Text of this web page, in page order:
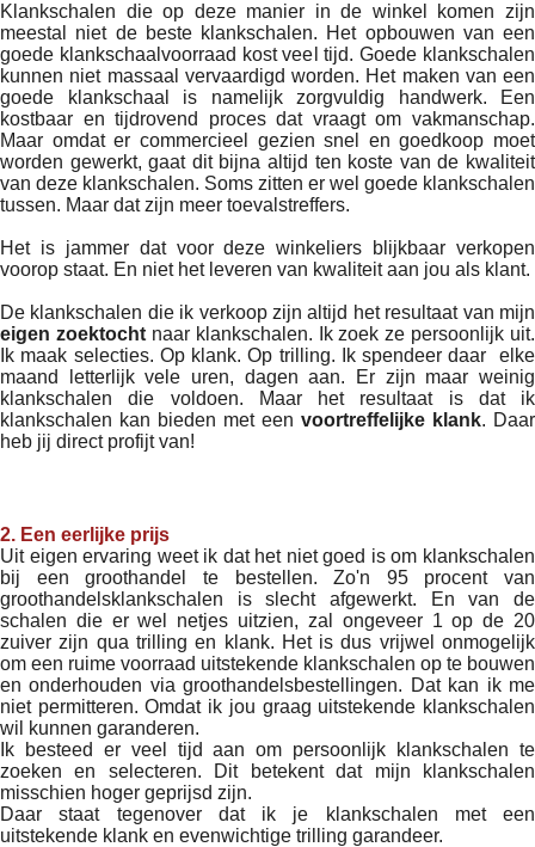
Klankschalen die op deze manier in de winkel komen zijn
meestal niet de beste klankschalen. Het opbouwen van een
goede klankschaalvoorraad kost veel tijd. Goede klankschalen
kunnen niet massaal vervaardigd worden. Het maken van een
goede klankschaal is namelijk zorgvuldig handwerk. Een
kostbaar en tijdrovend proces dat vraagt om vakmanschap.
Maar omdat er commercieel gezien snel en goedkoop moet
worden gewerkt, gaat dit bijna altijd ten koste van de kwaliteit
van deze klankschalen. Soms zitten er wel goede klankschalen
tussen. Maar dat zijn meer toevalstreffers.
Het is jammer dat voor deze winkeliers blijkbaar verkopen
voorop staat. En niet het leveren van kwaliteit aan jou als klant.
De klankschalen die ik verkoop zijn altijd het resultaat van mijn
eigen zoektochtnaar klankschalen. Ik zoek ze persoonlijk uit.
Ik maak selecties. Op klank. Op trilling. Ik spendeer daar elke
maand letterlijk vele uren, dagen aan. Er zijn maar weinig
klankschalen die voldoen. Maar het resultaat is dat ik
klankschalen kan bieden met een voortreffelijke klank. Daar
heb jij direct profijt van!
2. Een eerlijke prijs
Uit eigen ervaring weet ik dat het niet goed is om klankschalen
bij een groothandel te bestellen. Zo'n 95 procent van
groothandelsklankschalen is slecht afgewerkt. En van de
schalen die er wel netjes uitzien, zal ongeveer 1 op de 20
zuiver zijn qua trilling en klank. Het is dus vrijwel onmogelijk
om een ruime voorraad uitstekende klankschalen op te bouwen
en onderhouden via groothandelsbestellingen. Dat kan ik me
niet permitteren. Omdat ik jou graag uitstekende klankschalen
wil kunnen garanderen.
Ik besteed er veel tijd aan om persoonlijk klankschalen te
zoeken en selecteren. Dit betekent dat mijn klankschalen
misschien hoger geprijsd zijn.
Daar staat tegenover dat ik je klankschalen met een
uitstekende klank en evenwichtige trilling garandeer.